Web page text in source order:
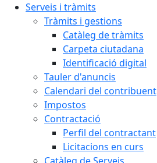
Serveis i tràmits
Tràmits i gestions
Catàleg de tràmits
Carpeta ciutadana
Identificació digital
Tauler d'anuncis
Calendari del contribuent
Impostos
Contractació
Perfil del contractant
Licitacions en curs